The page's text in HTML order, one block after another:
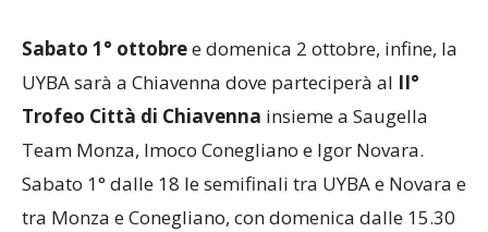
Sabato 1° ottobree domenica 2 ottobre, infine, la
UYBA sarà a Chiavenna dove parteciperà al II°
Trofeo Città di Chiavenna insieme a Saugella
Team Monza, Imoco Conegliano e Igor Novara.
Sabato 1° dalle 18 le semifinali tra UYBA e Novara e
tra Monza e Conegliano, con domenica dalle 15.30